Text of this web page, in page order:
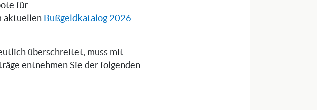
für
aktuellen Bußgeldkatalog 2026
überschreitet, muss mit
entnehmen Sie der folgenden